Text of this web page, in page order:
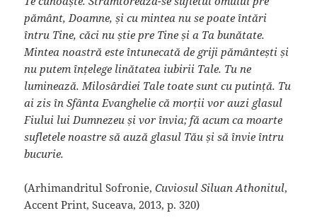
pământ, Doamne, și cu mintea nu se poate întări
întru Tine, căci nu știe pre Tine și a Ta bunătate.
Mintea noastră este întunecată de griji pământești și
nu putem înțelege linătatea iubirii Tale. Tu ne
luminează. Milosârdiei Tale toate sunt cu putință. Tu
ai zis în Sfânta Evanghelie că morții vor auzi glasul
Fiului lui Dumnezeu și vor învia; fă acum ca moarte
sufletele noastre să auză glasul Tău și să învie întru
bucurie.
(Arhimandritul Sofronie,Cuviosul Siluan Athonitul,
Accent Print, Suceava, 2013, p. 320)